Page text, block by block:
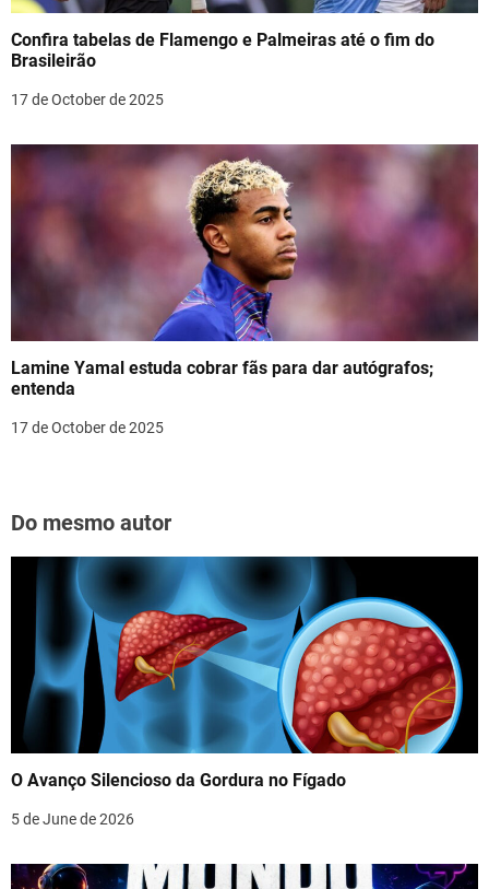
Confira tabelas de Flamengo e Palmeiras até o fim do
Brasileirão
17 de October de 2025
Lamine Yamal estuda cobrar fãs para dar autógrafos;
entenda
17 de October de 2025
Do mesmo autor
O Avanço Silencioso da Gordura no Fígado
5 de June de 2026